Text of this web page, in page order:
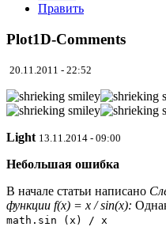
Править
Plot1D-Comments
20.11.2011 - 22:52
Light 13.11.2014 - 09:00
Небольшая ошибка
В начале статьи написано
функции f(x) = x / sin(x):
math.sin (x) / x